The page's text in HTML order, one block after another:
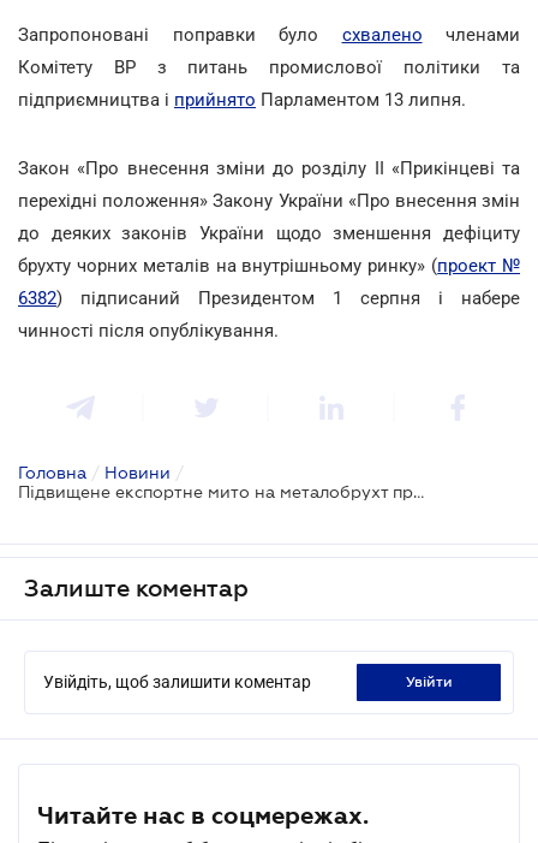
Запропоновані поправки було схвалено членами
Комітету ВР з питань промислової політики та
підприємництва і прийнято Парламентом 13 липня.
Закон «Про внесення зміни до розділу II «Прикінцеві та
перехідні положення» Закону України «Про внесення змін
до деяких законів України щодо зменшення дефіциту
брухту чорних металів на внутрішньому ринку» (проект №
6382) підписаний Президентом 1 серпня і набере
чинності після опублікування.
Головна / Новини /
Підвищене експортне мито на металобрухт продовжено на рік
Залиште коментар
Увійдіть, щоб залишити коментар увійти
Читайте нас в соцмережах.